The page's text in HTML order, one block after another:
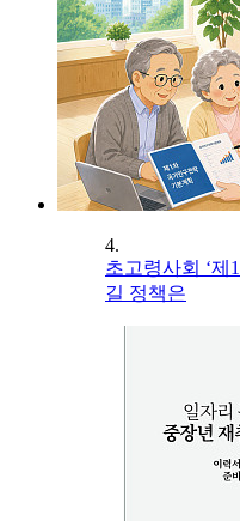
4.
초고령사회 ‘제
길 정책은